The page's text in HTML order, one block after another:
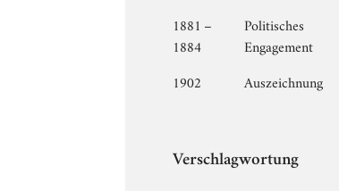
1881 –
1884
Politisches
Engagement
1902 Auszeichnung
Verschlagwortung